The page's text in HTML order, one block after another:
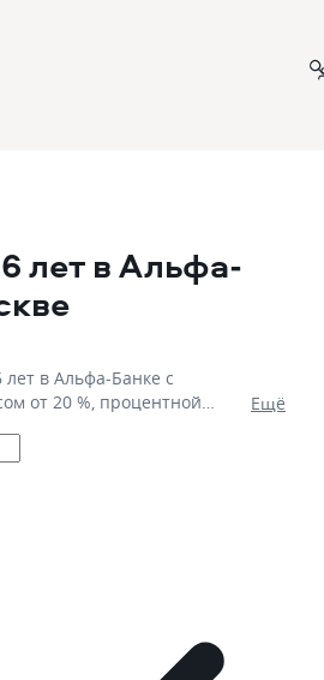
лет в Альфа-
в Альфа-Банке с
от 20 %, процентной
Eщё